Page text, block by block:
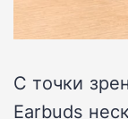
С точки
Earbuds